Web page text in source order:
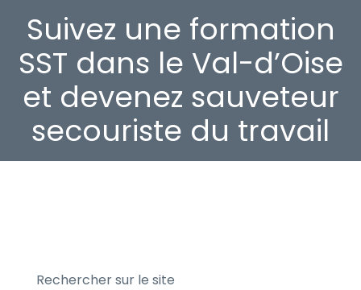
Suivez une formation
SST dans le Val-d’Oise
et devenez sauveteur
secouriste du travail
Rechercher sur le site